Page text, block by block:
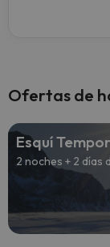
Ofertas de
Esquí
2 noches + 2